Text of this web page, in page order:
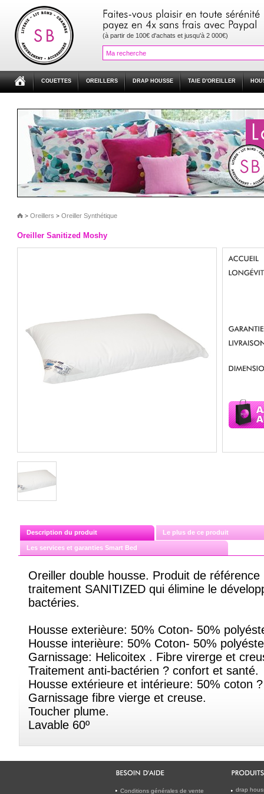
(à partir de 100€ d'achats et jusqu'à 2 000€)
COUETTES OREILLERS DRAP HOUSSE TAIE D'OREILLER
> Oreillers > Oreiller Synthétique
Oreiller Sanitized Moshy
Description du produit Le plus de ce produit
Les services et garanties Smart Bed
Oreiller double housse. Produit de
traitement SANITIZED qui élimine le
bactéries.
Housse exterièure: 50% Coton- 50%
Housse interièure: 50% Coton- 50%
Garnissage: Helicoitex . Fibre virerge et
Traitement anti-bactérien ? confort et santé.
Housse extérieure et intérieure: 50% coton
Garnissage fibre vierge et creuse.
Toucher plume.
Lavable 60º
Conditions générales de vente
drap